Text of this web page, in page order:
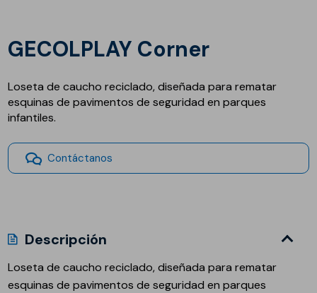
GECOLPLAY Corner
Loseta de caucho reciclado, diseñada para rematar
esquinas de pavimentos de seguridad en parques
infantiles.
Contáctanos
Descripción
Loseta de caucho reciclado, diseñada para rematar
esquinas de pavimentos de seguridad en parques